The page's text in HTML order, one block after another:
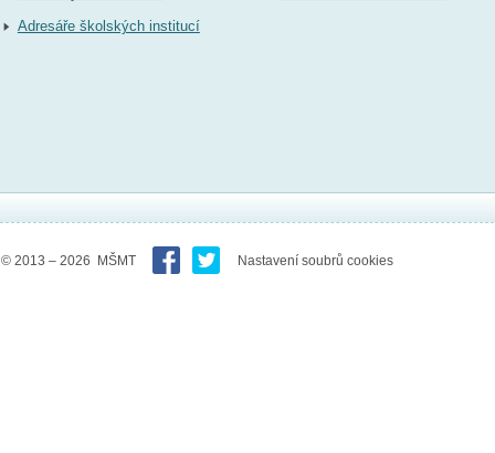
Adresáře školských institucí
© 2013 – 2026 MŠMT Nastavení soubrů cookies